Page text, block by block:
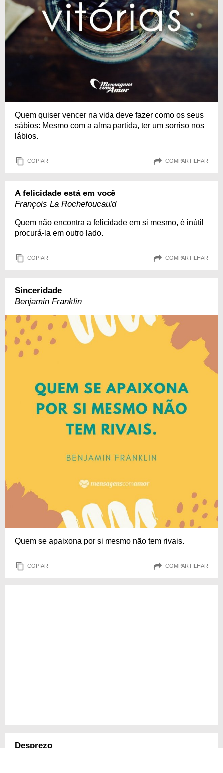
Quem quiser vencer na vida deve fazer como os seus
sábios: Mesmo com a alma partida, ter um sorriso nos
lábios.
COPIAR COMPARTILHAR
A felicidade está em você
François La Rochefoucauld
Quem não encontra a felicidade em si mesmo, é inútil
procurá-la em outro lado.
COPIAR COMPARTILHAR
Sinceridade
Benjamin Franklin
Quem se apaixona por si mesmo não tem rivais.
COPIAR COMPARTILHAR
Desprezo